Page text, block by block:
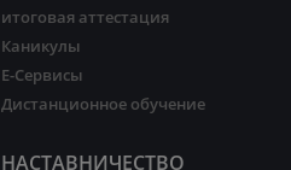
итоговая аттестация
Каникулы
Е-Сервисы
Дистанционное обучение
НАСТАВНИЧЕСТВО